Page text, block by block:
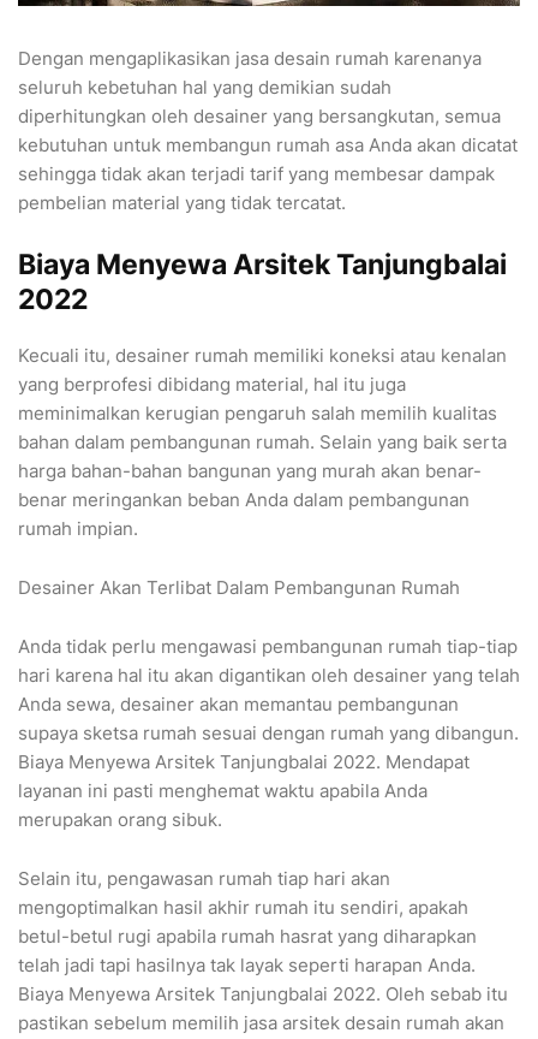
Dengan mengaplikasikan jasa desain rumah karenanya
seluruh kebetuhan hal yang demikian sudah
diperhitungkan oleh desainer yang bersangkutan, semua
kebutuhan untuk membangun rumah asa Anda akan dicatat
sehingga tidak akan terjadi tarif yang membesar dampak
pembelian material yang tidak tercatat.
Biaya Menyewa Arsitek Tanjungbalai
2022
Kecuali itu, desainer rumah memiliki koneksi atau kenalan
yang berprofesi dibidang material, hal itu juga
meminimalkan kerugian pengaruh salah memilih kualitas
bahan dalam pembangunan rumah. Selain yang baik serta
harga bahan-bahan bangunan yang murah akan benar-
benar meringankan beban Anda dalam pembangunan
rumah impian.
Desainer Akan Terlibat Dalam Pembangunan Rumah
Anda tidak perlu mengawasi pembangunan rumah tiap-tiap
hari karena hal itu akan digantikan oleh desainer yang telah
Anda sewa, desainer akan memantau pembangunan
supaya sketsa rumah sesuai dengan rumah yang dibangun.
Biaya Menyewa Arsitek Tanjungbalai 2022. Mendapat
layanan ini pasti menghemat waktu apabila Anda
merupakan orang sibuk.
Selain itu, pengawasan rumah tiap hari akan
mengoptimalkan hasil akhir rumah itu sendiri, apakah
betul-betul rugi apabila rumah hasrat yang diharapkan
telah jadi tapi hasilnya tak layak seperti harapan Anda.
Biaya Menyewa Arsitek Tanjungbalai 2022. Oleh sebab itu
pastikan sebelum memilih jasa arsitek desain rumah akan